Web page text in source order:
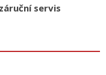
servis